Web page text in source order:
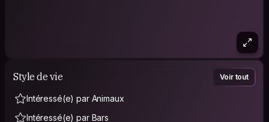
Style de vie Voir tout
Intéressé(e) par Animaux
Intéressé(e) par Bars